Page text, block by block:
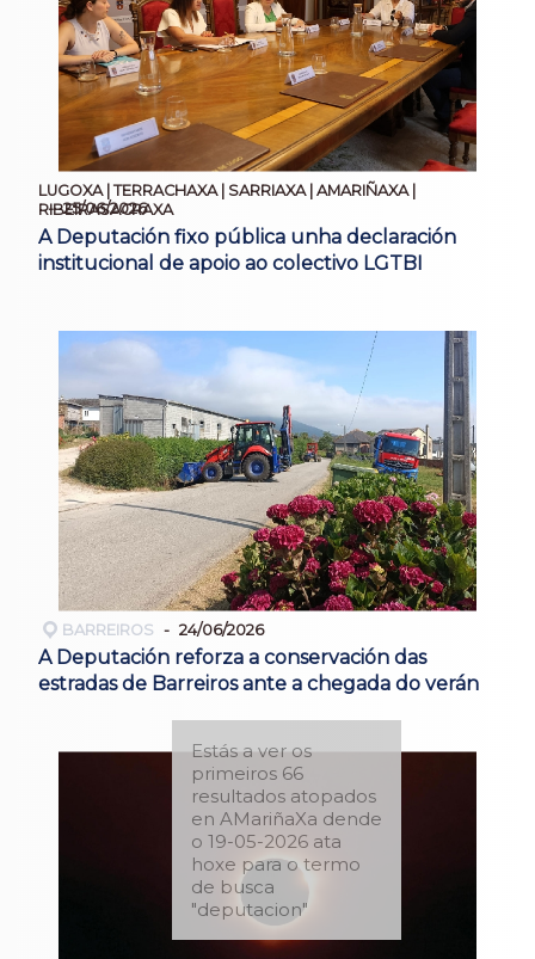
LUGOXA | TERRACHAXA | SARRIAXA | AMARIÑAXA |
RIBEIRASACRAXA
25/06/2026
A Deputación fixo pública unha declaración
institucional de apoio ao colectivo LGTBI
BARREIROS 24/06/2026
A Deputación reforza a conservación das
estradas de Barreiros ante a chegada do verán
Estás a ver os
primeiros 66
resultados atopados
en AMariñaXa dende
o 19-05-2026 ata
hoxe para o termo
de busca
"deputacion"